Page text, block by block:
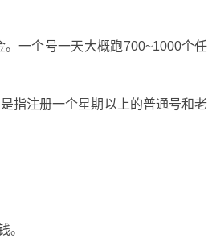
一个号一天大概跑700~1000个任
指注册一个星期以上的普通号和老
。